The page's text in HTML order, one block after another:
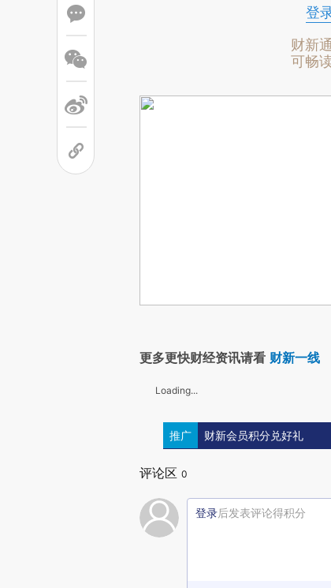
登
财新
可畅
更多更快财经资讯请看 财新一线
Loading...
推广 财新会员积分兑好礼
评论区 0
登录后发表评论得积分